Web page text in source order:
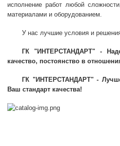
исполнение работ любой
материалами и оборудованием.
У нас лучшие условия и
ГК "ИНТЕРСТАНДАРТ" -
качество, постоянство в
ГК "ИНТЕРСТАНДАРТ" -
Ваш стандарт качества!